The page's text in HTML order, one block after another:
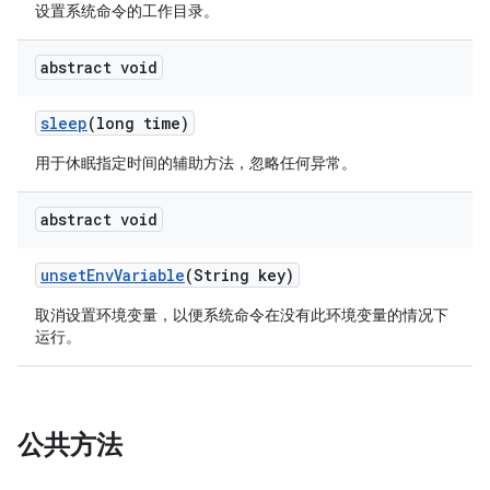
设置系统命令的工作目录。
abstract void
sleep(long time)
用于休眠指定时间的辅助方法，忽略任何异常。
abstract void
unsetEnvVariable(String key)
取消设置环境变量，以便系统命令在没有此环境变量的情况下
运行。
公共方法